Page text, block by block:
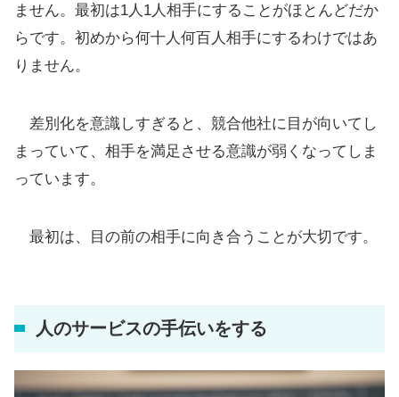
ません。最初は1人1人相手にすることがほとんどだか
らです。初めから何十人何百人相手にするわけではあ
りません。
差別化を意識しすぎると、競合他社に目が向いてし
まっていて、相手を満足させる意識が弱くなってしま
っています。
最初は、目の前の相手に向き合うことが大切です。
人のサービスの手伝いをする